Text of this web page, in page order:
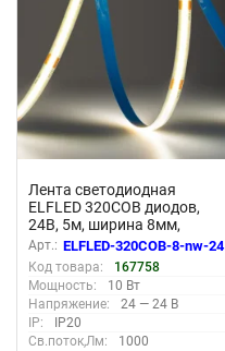
Лента светодиодная
ELFLED 320COB диодов,
24В, 5м, ширина 8мм,
белый нейтральный 4000-
4500К
Арт.: ELFLED-320COB-8-nw-24
Код товара:
167758
Мощность:
10 Вт
Напряжение:
24 — 24 В
IP:
IP20
Св.поток,Лм:
1000